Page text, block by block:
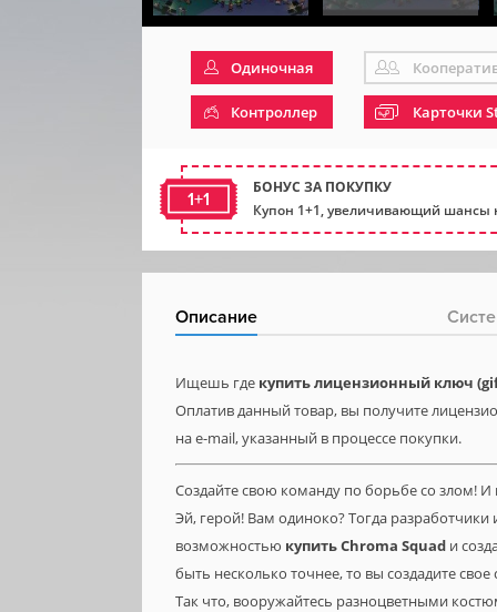
Одиночная
Контроллер Карточки
1+1
БОНУС ЗА ПОКУПКУ
Купон 1+1, увеличивающий шансы
Описание
Ищешь где купить лицензионный ключ
Оплатив данный товар, вы получите
на e-mail, указанный в процессе покупки.
Создайте свою команду по борьбе со злом!
Эй, герой! Вам одиноко? Тогда
возможностью купитьChroma Squad и
быть несколько точнее, то вы создадите
Так что, вооружайтесь разноцветными